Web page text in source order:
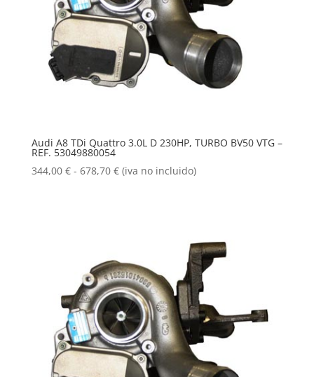
Audi A8 TDi Quattro 3.0L D 230HP, TURBO BV50 VTG –
REF. 53049880054
344,00 € - 678,70 €Rango
678,70 €
(iva no incluido)